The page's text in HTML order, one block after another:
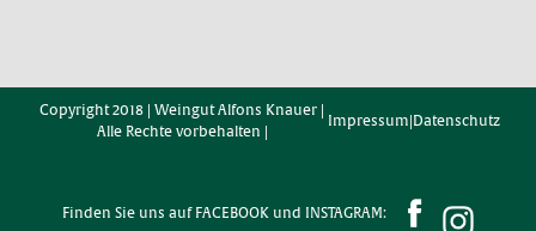
Copyright 2018 | Weingut Alfons Knauer |
Alle Rechte vorbehalten |
Impressum Datenschutz
Finden Sie uns auf FACEBOOK und INSTAGRAM: